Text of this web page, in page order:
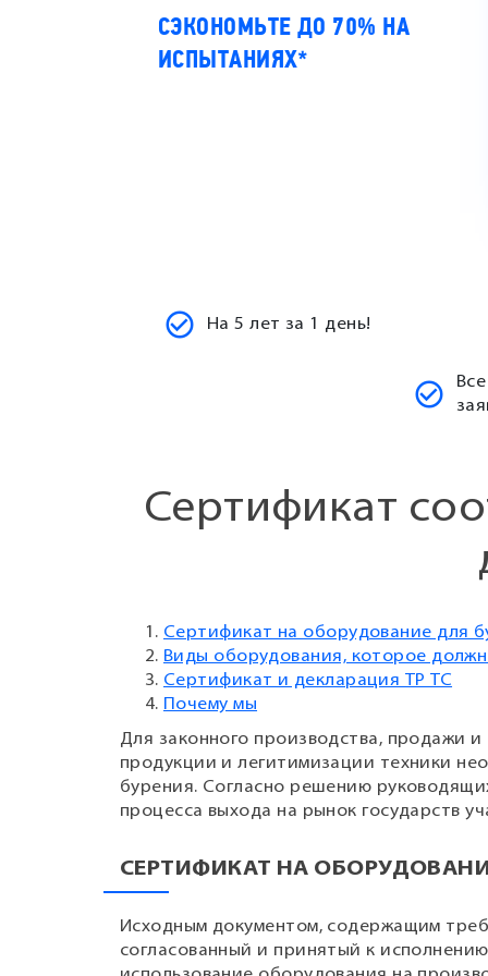
СЭКОНОМЬТЕ ДО 70% НА
ИСПЫТАНИЯХ*
На 5 лет за 1 день!
Сертификат
Сертификат на оборудование для
Виды оборудования, которое
Сертификат и декларация ТР ТС
Почему мы
Для законного производства, продажи
продукции и легитимизации техники
бурения. Согласно решению
процесса выхода на рынок государств
СЕРТИФИКАТ НА
Исходным документом, содержащим
согласованный и принятый к